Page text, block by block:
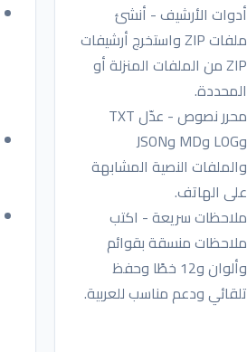
أدوات الأرشيف - أنشئ
ملفات ZIP واستخرج أرشيفات
ZIP من الملفات المنزلة أو
المحددة.
محرر نصوص - عدّل TXT
وLOG وMD وJSON
والملفات النصية المشابهة
على الهاتف.
ملاحظات سريعة - اكتب
ملاحظات منسقة بقوائم
وألوان و12 خطًا وحفظ
تلقائي ودعم مناسب للعربية.